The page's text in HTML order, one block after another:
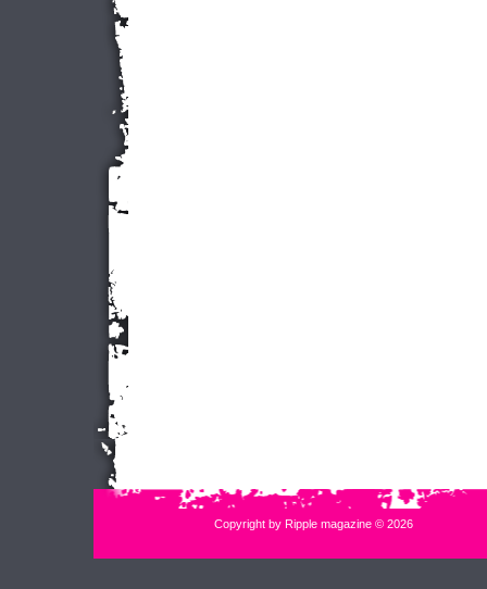
Copyright by Ripple magazine © 2026